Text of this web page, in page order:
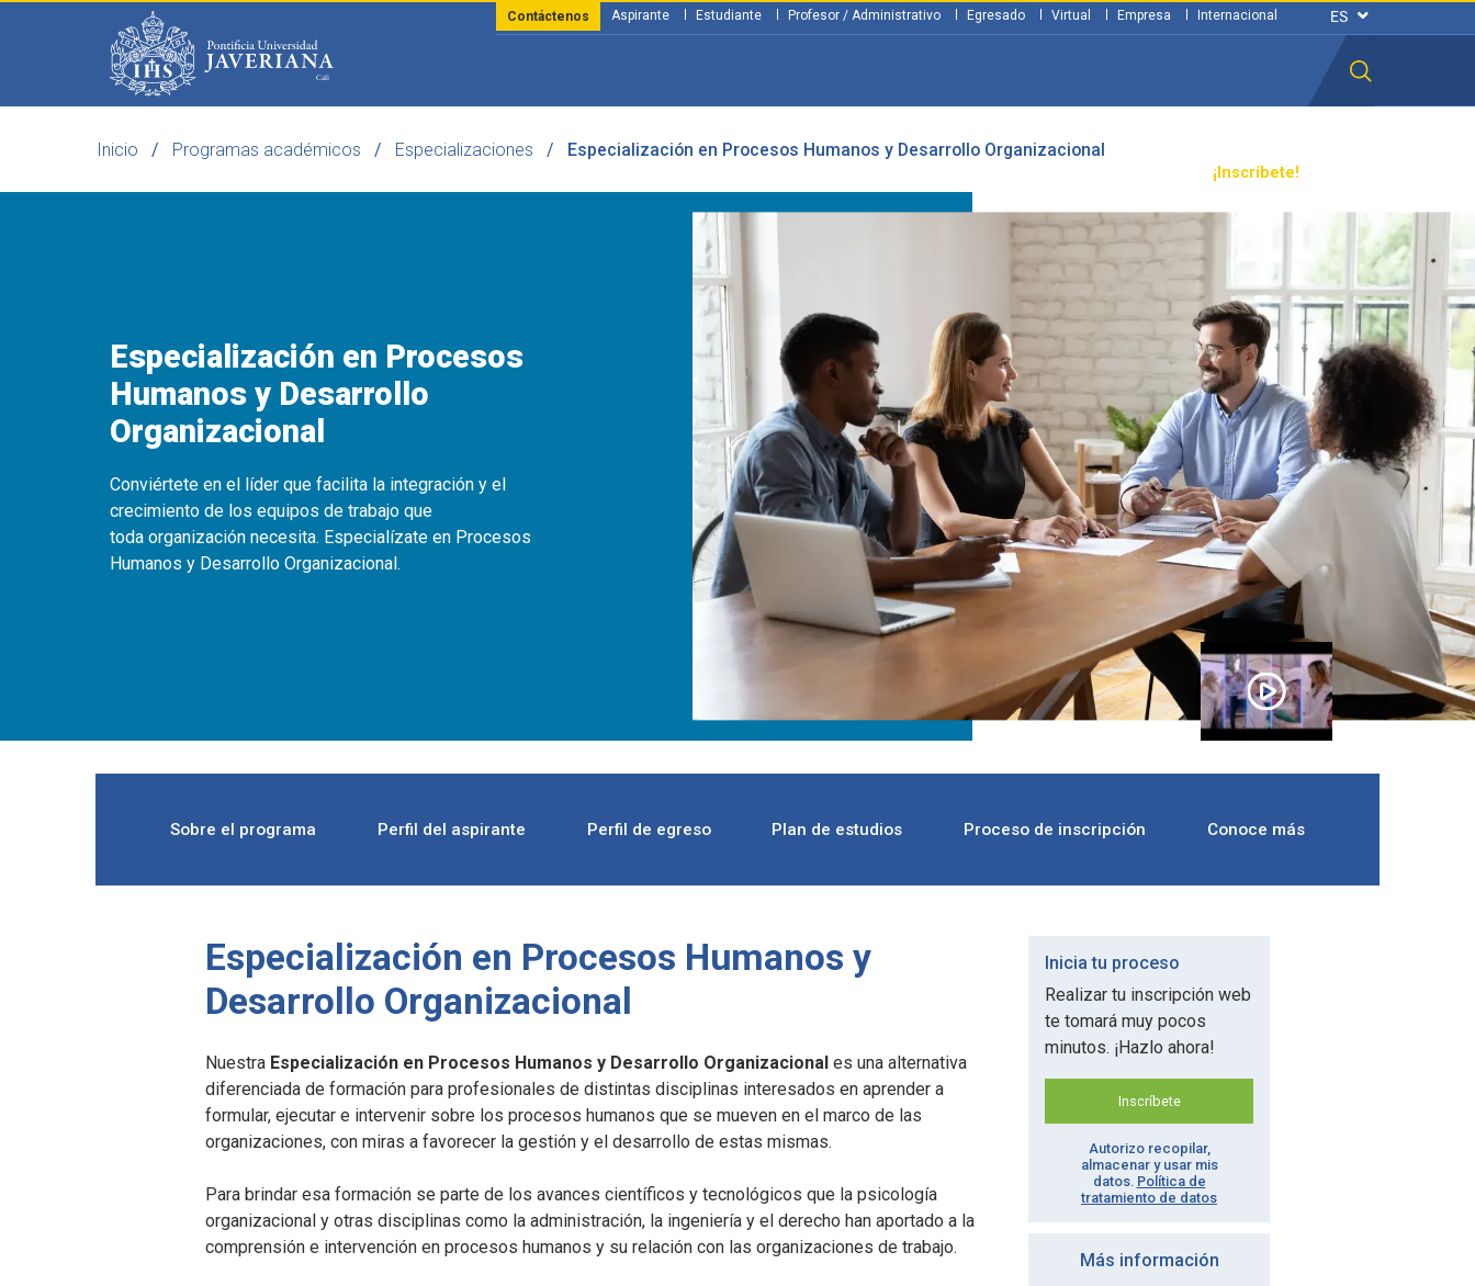
¡Inscríbete!
Aspirante Estudiante Profesor / Administrativo Egresado Virtual Empresa Internacional
Contáctenos
Inicio Programas académicos Especializaciones Especialización en Procesos Humanos y Desarrollo Organizacional
Especialización en Procesos
Humanos y Desarrollo
Organizacional
Conviértete en el líder que facilita la integración y el
crecimiento de los equipos de trabajo que
toda organización necesita. Especialízate en Procesos
Humanos y Desarrollo Organizacional.
Sobre el programa Perfil del aspirante Perfil de egreso Plan de estudios Proceso de inscripción Conoce más
Especialización en Procesos Humanos y
Desarrollo Organizacional
Nuestra Especialización en Procesos Humanos y Desarrollo Organizacional es una alternativa
diferenciada de formación para profesionales de distintas disciplinas interesados en aprender a
formular, ejecutar e intervenir sobre los procesos humanos que se mueven en el marco de las
organizaciones, con miras a favorecer la gestión y el desarrollo de estas mismas.
Para brindar esa formación se parte de los avances científicos y tecnológicos que la psicología
organizacional y otras disciplinas como la administración, la ingeniería y el derecho han aportado a la
comprensión e intervención en procesos humanos y su relación con las organizaciones de trabajo.
Inicia tu proceso
Realizar tu inscripción web
te tomará muy pocos
minutos. ¡Hazlo ahora!
Inscríbete
Autorizo recopilar,
almacenar y usar mis
datos. Política de
tratamiento de datos
Más información